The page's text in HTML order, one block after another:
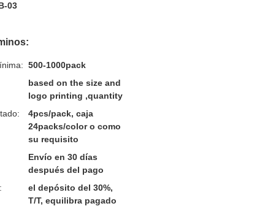
03
500-1000pack
based on the size and
logo printing ,quantity
4pcs/pack, caja
24packs/color o como
su requisito
Envío en 30 días
después del pago
el depósito del 30%,
T/T, equilibra pagado